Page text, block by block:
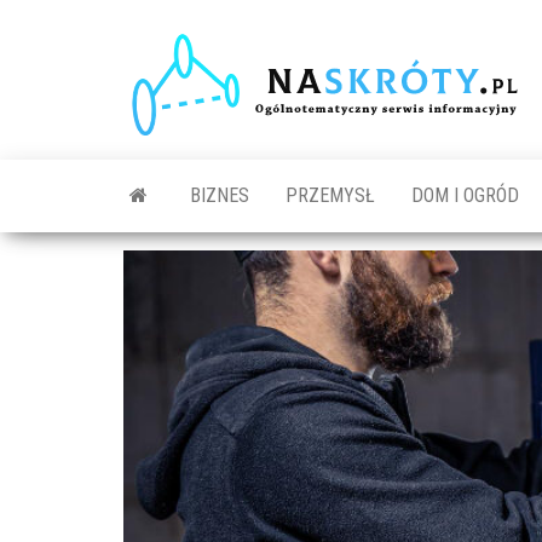
BIZNES PRZEMYSŁ DOM I OGRÓD